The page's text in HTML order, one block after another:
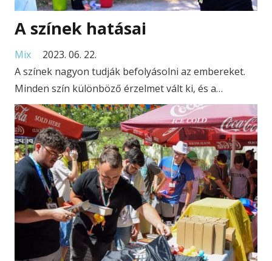
A színek hatásai
Mix
2023. 06. 22.
A színek nagyon tudják befolyásolni az embereket.
Minden szín különböző érzelmet vált ki, és a…